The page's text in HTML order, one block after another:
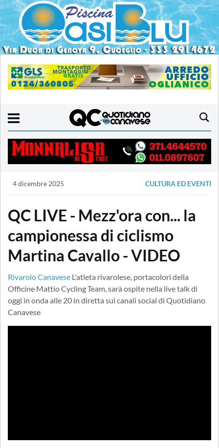
4 dicembre 2025 CULTURA ED EVENTI
QC LIVE - Mezz'ora con... la
campionessa di ciclismo
Martina Cavallo - VIDEO
Rivarolo Canavese L'atleta rivarolese, portacolori della
Officine Mattio Cycling Team, sarà ospite nella live talk di
oggi in onda alle 20 in diretta sui canali social di Quotidiano
Canavese